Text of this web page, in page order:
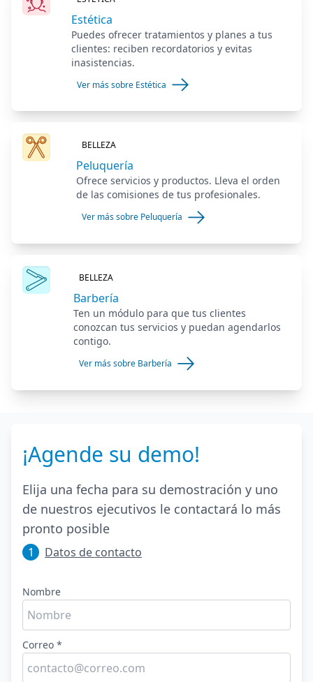
Estética
Puedes ofrecer tratamientos y planes a tus
clientes: reciben recordatorios y evitas
inasistencias.
Ver más sobre Estética
BELLEZA
Peluquería
Ofrece servicios y productos. Lleva el orden
de las comisiones de tus profesionales.
Ver más sobre Peluquería
BELLEZA
Barbería
Ten un módulo para que tus clientes
conozcan tus servicios y puedan agendarlos
contigo.
Ver más sobre Barbería
¡Agende su demo!
Elija una fecha para su demostración y uno
de nuestros ejecutivos le contactará lo más
pronto posible
1 Datos de contacto
Nombre
Correo *